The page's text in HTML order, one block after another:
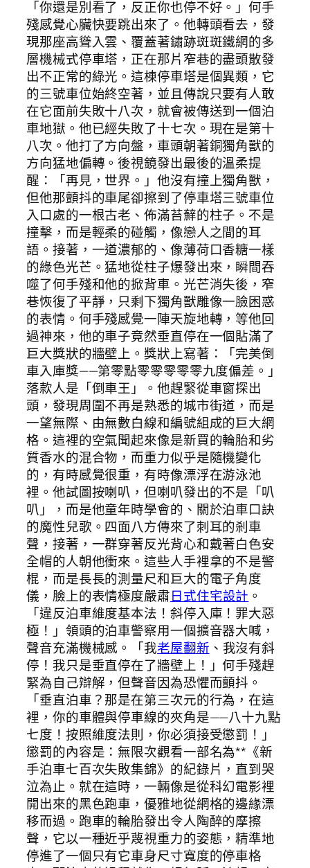
「你還是別看了，反正你也停不好。」何手
殘感覺心臟快要跳出來了。他轉頭看去，發
現那座高聳入雲、覆蓋著鏽跡斑斑鐵網的多
層機械式停車塔，正在那片窄巷的盡頭散發
出不正常的綠光。這棟停車塔是個異類，它
的三號車位始終空著，並且傳說只要有人敢
在它面前失敗十八次，就會被傳送到一個泊
車地獄。他已經失敗了十七次。現在是第十
八次。他打了方向盤，車頭朝著銅獨角獸的
方向猛地偏轉。後視鏡發出最後的溫柔提
醒：「再見，世界。」他沒有撞上獨角獸，
但他那顫抖的車尾卻擦到了停車塔三號車位
入口處的一根古老、佈滿苔蘚的柱子。不是
撞擊，而是輕柔的碰觸，像戀人之間的耳
語。接著，一道濃郁的、像薄荷口香糖一樣
的綠色光芒。猛地從柱子爆發出來，瞬間吞
噬了何手殘和他的掀背車。光芒消失後，窄
巷恢復了平靜，只剩下獨角獸雕像一臉困惑
的表情。何手殘感覺一陣天旋地轉，等他回
過神來，他的車子竟然垂直停在一個貼滿了
巨大獎狀的牆壁上。獎狀上寫著：「完美倒
車入庫獎——第零點零零零零零九度偏差。」
落款人是「倒車王」。他趕緊從車窗探出
頭，發現周圍不再是熟悉的城市街道，而是
一望無際、由無數白線和編號組成的巨大網
格。這裡的空氣聞起來像是新買的輪胎和劣
質香水的混合物，而重力似乎是隨機變化
的，有時感覺很重，有時像漂浮在游泳池
裡。他試圖按喇叭，但喇叭發出的不是「叭
叭」，而是他童年時學會的、關於泊車口訣
的魔性兒歌。四面八方傳來了刺耳的剎車
聲，接著，一群穿著反光背心和戴著白色安
全帽的人朝他衝來。這些人手裡拿的不是警
棍，而是長長的測量尺和巨大的電子角度
儀，臉上的表情極度嚴肅日式住宅設計 。
「違反泊車維度基本法！斜停入庫！罪大惡
極！」領頭的泊車警察用一個擴音器大喊，
聲音充滿機械感。「我老屋翻新 、我沒有斜
停！我只是垂直停在了牆壁上！」何手殘趕
緊為自己辯解，但聲音因為恐懼而顫抖。
「垂直泊車？那是在第三次元的行為，在這
裡，你的車體與停車線的夾角是——八十九點
七度！按照維度法則，你必須接受懲罰！」
懲罰的內容是：無限次觀看一部名為**《新
手泊車七百次失敗集錦》的紀錄片，直到哭
泣為止。就在這時，一輛像是從科幻電影裡
開出來的黑色跑車，優雅地從網格的邊緣漂
移而過。跑車的輪胎發出令人陶醉的摩擦
聲，它以一種近乎蔑視重力的姿態，精準地
停進了一個只有它車身尺寸寬度的停車格